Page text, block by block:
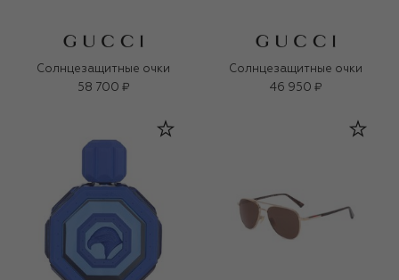
Солнцезащитные очки
58 700 ₽
Солнцезащитные очки
46 950 ₽